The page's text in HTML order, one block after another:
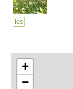
les
+
−